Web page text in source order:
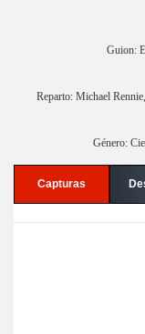
Guion:
Reparto: Michael
Género:
Capturas